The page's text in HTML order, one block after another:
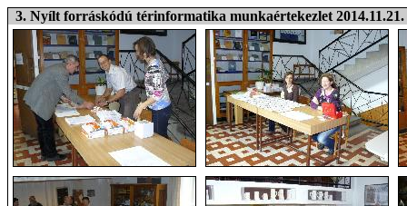
3. Nyílt forráskódú térinformatika munkaértekezlet 2014.11.21.